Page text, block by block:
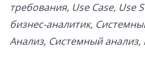
требования, Use Case, Use
бизнес-аналитик,
Анализ, Системный